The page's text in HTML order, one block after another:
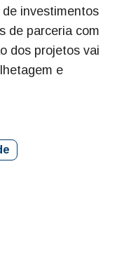
investimentos
de parceria com
dos projetos vai
e